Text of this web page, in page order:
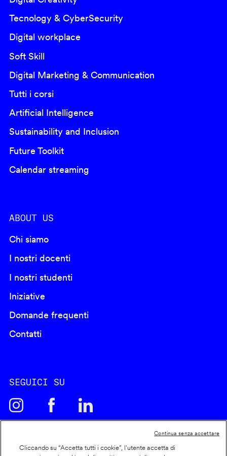
Tecnology & CyberSecurity
Digital workplace
Soft Skill
Digital Marketing & Communication
Tutti i corsi
Artificial Intelligence
Sustainability and Inclusion
Future Toolkit
Calendar streaming
ABOUT US
Chi siamo
I nostri docenti
I nostri studenti
Iniziative
Domande frequenti
Contatti
SEGUICI SU
Cliccando su “Accetta tutti i cookie”, l'utente accetta di
Continua senza accettare